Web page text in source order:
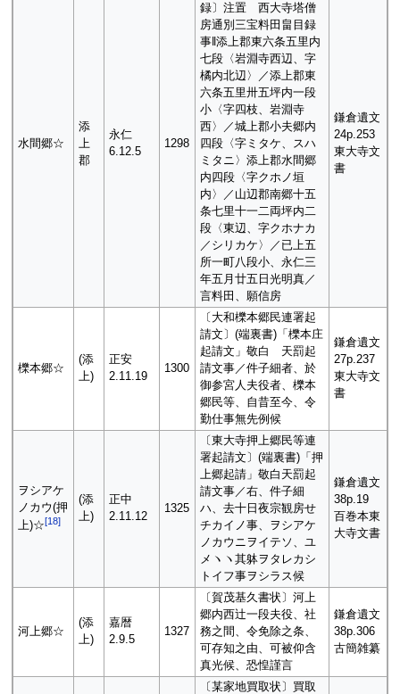
水間郷☆
添
上
郡
永仁
6.12.5
1298
録〕注置 西大寺塔僧
房通別三宝料田畠目録
事‖添上郡東六条五里内
七段〈岩淵寺西辺、字
橘内北辺〉／添上郡東
六条五里卅五坪内一段
小〈字四枝、岩淵寺
西〉／城上郡小夫郷内
四段〈字ミタケ、スハ
ミタニ〉添上郡水間郷
内四段〈字クホノ垣
内〉／山辺郡南郷十五
条七里十一二両坪内二
段〈東辺、字クホナカ
／シリカケ〉／已上五
所一町八段小、永仁三
年五月廿五日光明真／
言料田、願信房
鎌倉遺文
24p.253
東大寺文
書
櫟本郷☆
(添
上)
正安
2.11.19
1300
〔大和櫟本郷民連署起
請文〕(端裏書)「櫟本庄
起請文」敬白 天罰起
請文事／件子細者、於
御参宮人夫役者、櫟本
郷民等、自昔至今、令
勤仕事無先例候
鎌倉遺文
27p.237
東大寺文
書
ヲシアケ
ノカウ(押
上)☆[18]
(添
上)
正中
2.11.12
1325
〔東大寺押上郷民等連
署起請文〕(端裏書)「押
上郷起請」敬白天罰起
請文事／右、件子細
ハ、去十日夜宗観房せ
チカイノ事、ヲシアケ
ノカウニヲイテソ、ユ
メヽヽ其躰ヲタレカシ
トイフ事ヲシラス候
鎌倉遺文
38p.19
百巻本東
大寺文書
河上郷☆
(添
上)
嘉暦
2.9.5
1327
〔賀茂基久書状〕河上
郷内西辻一段夫役、社
務之間、令免除之条、
可存知之由、可被仰含
真光候、恐惶謹言
鎌倉遺文
38p.306
古簡雑纂
〔某家地買取状〕買取